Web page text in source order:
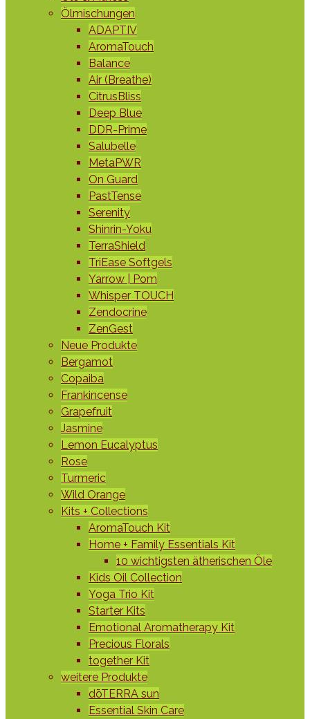
Ölmischungen
ADAPTIV
AromaTouch
Balance
Air (Breathe)
CitrusBliss
Deep Blue
DDR-Prime
Salubelle
MetaPWR
On Guard
PastTense
Serenity
Shinrin-Yoku
TerraShield
TriEase Softgels
Yarrow | Pom
Whisper TOUCH
Zendocrine
ZenGest
Neue Produkte
Bergamot
Copaiba
Frankincense
Grapefruit
Jasmine
Lemon Eucalyptus
Rose
Turmeric
Wild Orange
Kits + Collections
AromaTouch Kit
Home + Family Essentials Kit
10 wichtigsten ätherischen Öle
Kids Oil Collection
Yoga Trio Kit
Starter Kits
Emotional Aromatherapy Kit
Precious Florals
together Kit
weitere Produkte
dōTERRA sun
Essential Skin Care